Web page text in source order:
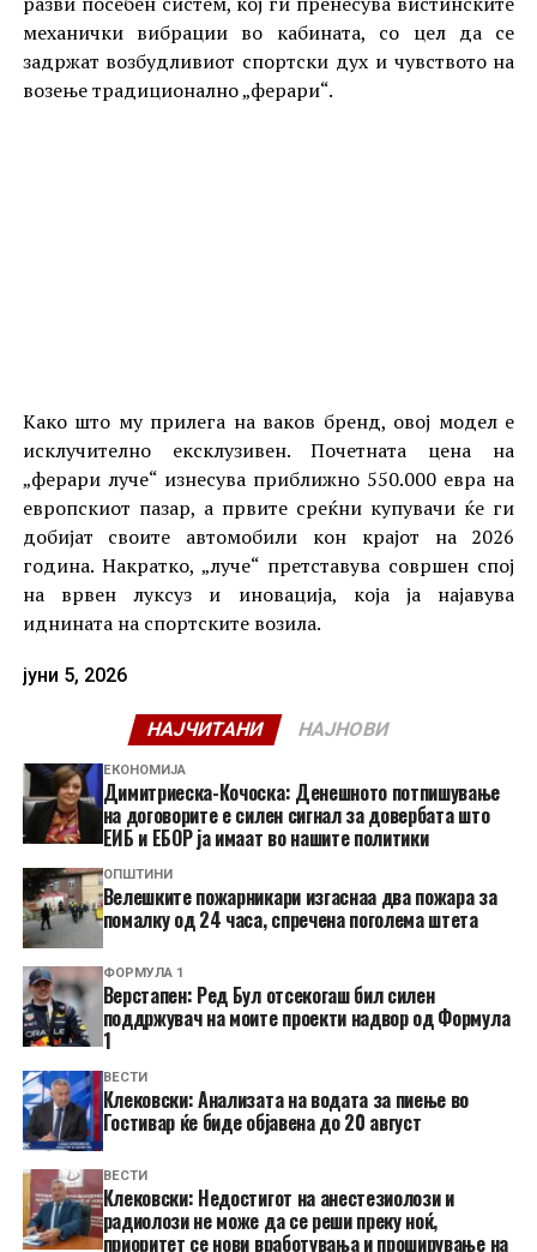
механички вибрации во кабината, со цел да се
задржат возбудливиот спортски дух и чувството на
возење традиционално „ферари“.
Како што му прилега на ваков бренд, овој модел е
исклучително ексклузивен. Почетната цена на
„ферари луче“ изнесува приближно 550.000 евра на
европскиот пазар, а првите среќни купувачи ќе ги
добијат своите автомобили кон крајот на 2026
година. Накратко, „луче“ претставува совршен спој
на врвен луксуз и иновација, која ја најавува
иднината на спортските возила.
јуни 5, 2026
НАЈЧИТАНИ НАЈНОВИ
ЕКОНОМИЈА
Димитриеска-Кочоска: Денешното потпишување
на договорите е силен сигнал за довербата што
ЕИБ и ЕБОР ја имаат во нашите политики
ОПШТИНИ
Велешките пожарникари изгаснаа два пожара за
помалку од 24 часа, спречена поголема штета
ФОРМУЛА 1
Верстапен: Ред Бул отсекогаш бил силен
поддржувач на моите проекти надвор од Формула
1
ВЕСТИ
Клековски: Анализата на водата за пиење во
Гостивар ќе биде објавена до 20 август
ВЕСТИ
Клековски: Недостигот на анестезиолози и
радиолози не може да се реши преку ноќ,
приоритет се нови вработувања и проширување на